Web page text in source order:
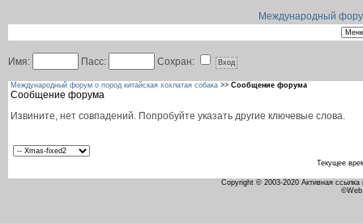
Международный
Имя: Пасс: Сохран:
Международный форум о пород китайская хохлатая собака >> Сообщение форума
Сообщение форума
Извините, нет совпадений. Попробуйте указать другие ключевые слова.
Текущее
Copyright © 2003-2020 Активная ссылка